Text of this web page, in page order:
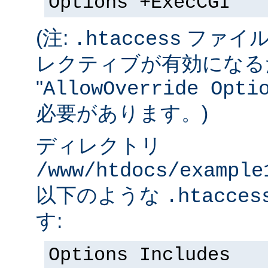
(注: .htaccess ファイ
レクティブが有効にな
"AllowOverride
必要があります。)
ディレクトリ
/www/htdocs/
以下のような
す:
Options Includes